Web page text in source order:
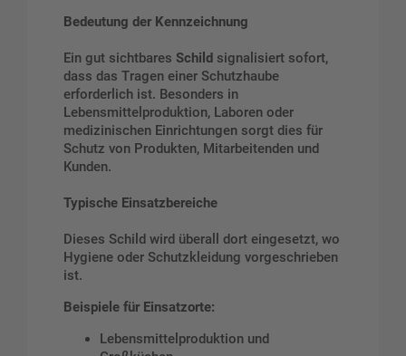
Bedeutung der Kennzeichnung
Ein gut sichtbares Schild signalisiert sofort,
dass das Tragen einer Schutzhaube
erforderlich ist. Besonders in
Lebensmittelproduktion, Laboren oder
medizinischen Einrichtungen sorgt dies für
Schutz von Produkten, Mitarbeitenden und
Kunden.
Typische Einsatzbereiche
Dieses Schild wird überall dort eingesetzt, wo
Hygiene oder Schutzkleidung vorgeschrieben
ist.
Beispiele für Einsatzorte:
Lebensmittelproduktion und